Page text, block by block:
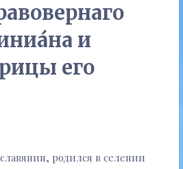
и
его
родился в селении